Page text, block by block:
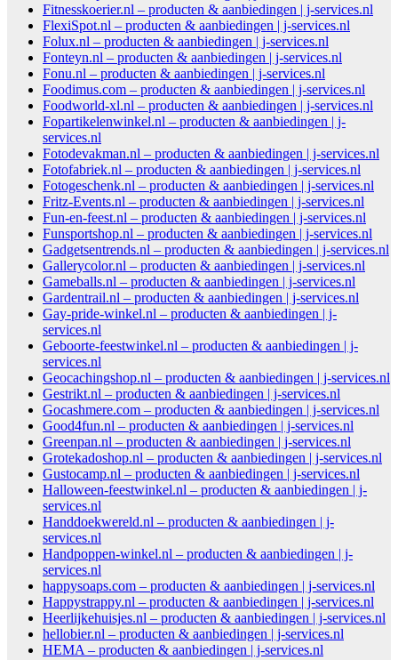
Fitnesskoerier.nl – producten & aanbiedingen | j-services.nl
FlexiSpot.nl – producten & aanbiedingen | j-services.nl
Folux.nl – producten & aanbiedingen | j-services.nl
Fonteyn.nl – producten & aanbiedingen | j-services.nl
Fonu.nl – producten & aanbiedingen | j-services.nl
Foodimus.com – producten & aanbiedingen | j-services.nl
Foodworld-xl.nl – producten & aanbiedingen | j-services.nl
Fopartikelenwinkel.nl – producten & aanbiedingen | j-
services.nl
Fotodevakman.nl – producten & aanbiedingen | j-services.nl
Fotofabriek.nl – producten & aanbiedingen | j-services.nl
Fotogeschenk.nl – producten & aanbiedingen | j-services.nl
Fritz-Events.nl – producten & aanbiedingen | j-services.nl
Fun-en-feest.nl – producten & aanbiedingen | j-services.nl
Funsportshop.nl – producten & aanbiedingen | j-services.nl
Gadgetsentrends.nl – producten & aanbiedingen | j-services.nl
Gallerycolor.nl – producten & aanbiedingen | j-services.nl
Gameballs.nl – producten & aanbiedingen | j-services.nl
Gardentrail.nl – producten & aanbiedingen | j-services.nl
Gay-pride-winkel.nl – producten & aanbiedingen | j-
services.nl
Geboorte-feestwinkel.nl – producten & aanbiedingen | j-
services.nl
Geocachingshop.nl – producten & aanbiedingen | j-services.nl
Gestrikt.nl – producten & aanbiedingen | j-services.nl
Gocashmere.com – producten & aanbiedingen | j-services.nl
Good4fun.nl – producten & aanbiedingen | j-services.nl
Greenpan.nl – producten & aanbiedingen | j-services.nl
Grotekadoshop.nl – producten & aanbiedingen | j-services.nl
Gustocamp.nl – producten & aanbiedingen | j-services.nl
Halloween-feestwinkel.nl – producten & aanbiedingen | j-
services.nl
Handdoekwereld.nl – producten & aanbiedingen | j-
services.nl
Handpoppen-winkel.nl – producten & aanbiedingen | j-
services.nl
happysoaps.com – producten & aanbiedingen | j-services.nl
Happystrappy.nl – producten & aanbiedingen | j-services.nl
Heerlijkehuisjes.nl – producten & aanbiedingen | j-services.nl
hellobier.nl – producten & aanbiedingen | j-services.nl
HEMA – producten & aanbiedingen | j-services.nl